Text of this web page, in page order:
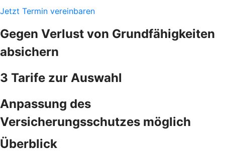
Jetzt Termin vereinbaren
Gegen Verlust von Grundfähigkeiten
absichern
3 Tarife zur Auswahl
Anpassung des
Versicherungsschutzes möglich
Überblick